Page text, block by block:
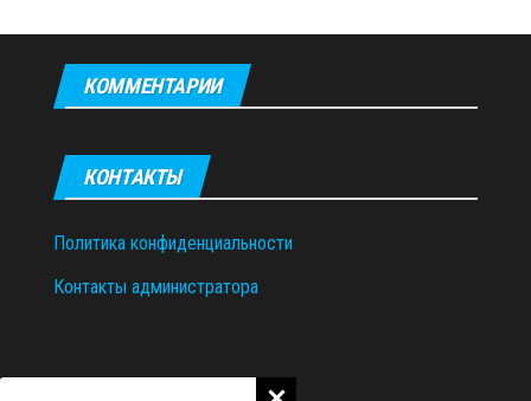
КОММЕНТАРИИ
КОНТАКТЫ
Политика конфиденциальности
Контакты администратора